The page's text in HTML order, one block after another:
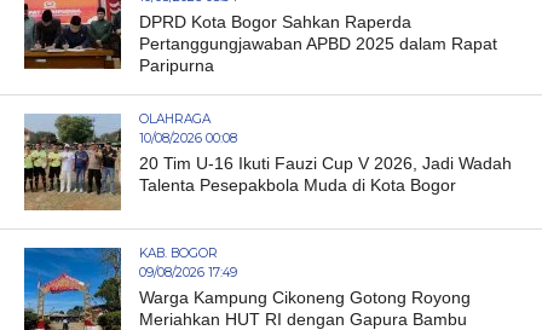
DPRD Kota Bogor Sahkan Raperda
Pertanggungjawaban APBD 2025 dalam Rapat
Paripurna
OLAHRAGA
10/08/2026 00:08
20 Tim U-16 Ikuti Fauzi Cup V 2026, Jadi Wadah
Talenta Pesepakbola Muda di Kota Bogor
KAB. BOGOR
09/08/2026 17:49
Warga Kampung Cikoneng Gotong Royong
Meriahkan HUT RI dengan Gapura Bambu